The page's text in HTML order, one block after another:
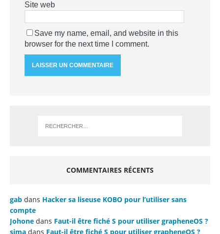
Site web
Save my name, email, and website in this
browser for the next time I comment.
COMMENTAIRES RÉCENTS
gab dans Hacker sa liseuse KOBO pour l’utiliser sans
compte
Johone dans Faut-il être fiché S pour utiliser grapheneOS ?
sima dans Faut-il être fiché S pour utiliser grapheneOS ?